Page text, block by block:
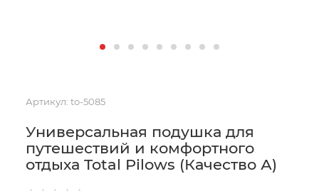
Артикул: to-5085
Универсальная подушка для
путешествий и комфортного
отдыха Total Pilows (Качество А)